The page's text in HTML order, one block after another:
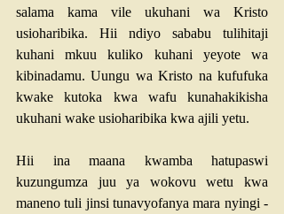
salama kama vile ukuhani wa Kristo
usioharibika. Hii ndiyo sababu tulihitaji
kuhani mkuu kuliko kuhani yeyote wa
kibinadamu. Uungu wa Kristo na kufufuka
kwake kutoka kwa wafu kunahakikisha
ukuhani wake usioharibika kwa ajili yetu.
Hii ina maana kwamba hatupaswi
kuzungumza juu ya wokovu wetu kwa
maneno tuli jinsi tunavyofanya mara nyingi -